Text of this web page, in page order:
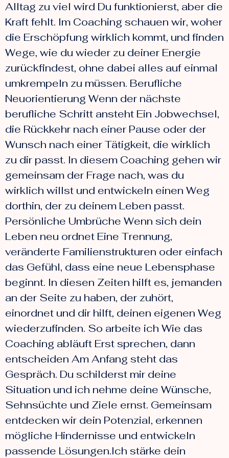
Alltag zu viel wird Du funktionierst, aber die
Kraft fehlt. Im Coaching schauen wir, woher
die Erschöpfung wirklich kommt, und finden
Wege, wie du wieder zu deiner Energie
zurückfindest, ohne dabei alles auf einmal
umkrempeln zu müssen. Berufliche
Neuorientierung Wenn der nächste
berufliche Schritt ansteht Ein Jobwechsel,
die Rückkehr nach einer Pause oder der
Wunsch nach einer Tätigkeit, die wirklich
zu dir passt. In diesem Coaching gehen wir
gemeinsam der Frage nach, was du
wirklich willst und entwickeln einen Weg
dorthin, der zu deinem Leben passt.
Persönliche Umbrüche Wenn sich dein
Leben neu ordnet Eine Trennung,
veränderte Familienstrukturen oder einfach
das Gefühl, dass eine neue Lebensphase
beginnt. In diesen Zeiten hilft es, jemanden
an der Seite zu haben, der zuhört,
einordnet und dir hilft, deinen eigenen Weg
wiederzufinden. So arbeite ich Wie das
Coaching abläuft Erst sprechen, dann
entscheiden Am Anfang steht das
Gespräch. Du schilderst mir deine
Situation und ich nehme deine Wünsche,
Sehnsüchte und Ziele ernst. Gemeinsam
entdecken wir dein Potenzial, erkennen
mögliche Hindernisse und entwickeln
passende Lösungen.Ich stärke dein